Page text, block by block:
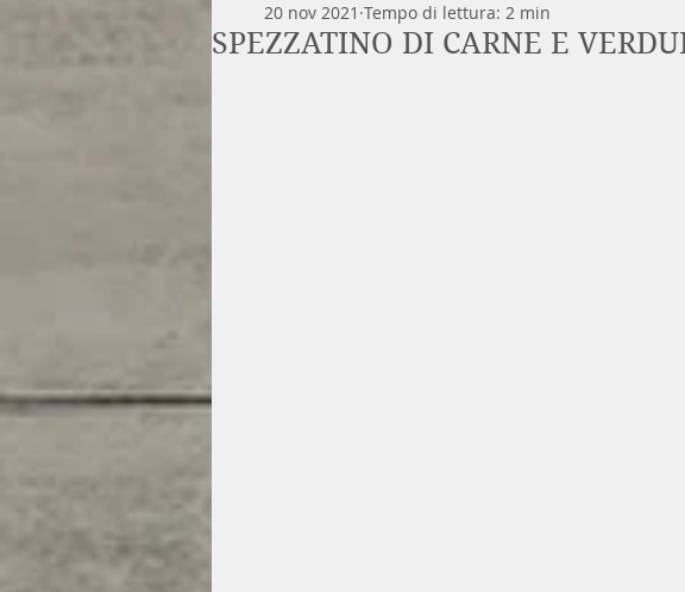
SPEZZATINO DI CARNE E
20 nov 2021 Tempo di lettura: 2 min